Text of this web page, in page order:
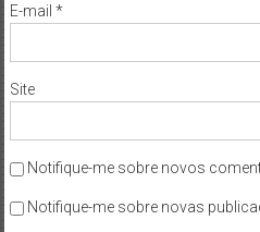
E-mail *
Site
Notifique-me sobre novos
Notifique-me sobre novas